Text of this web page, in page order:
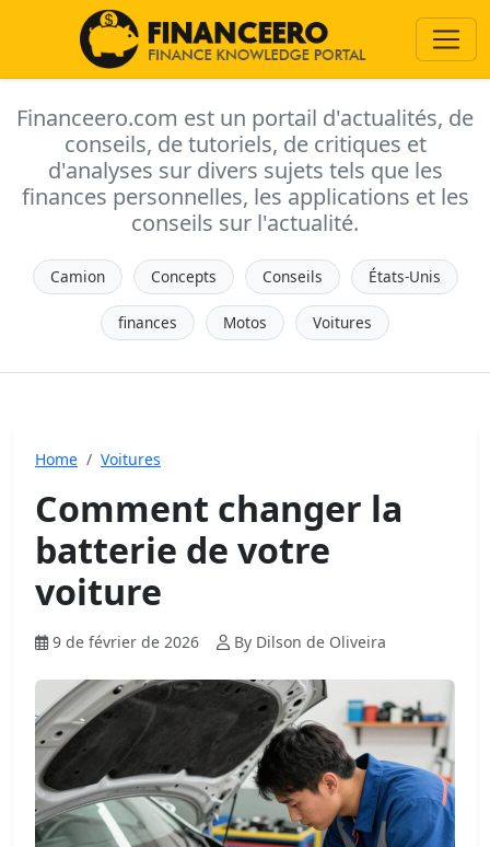
Financeero.com est un portail d'actualités, de
conseils, de tutoriels, de critiques et
d'analyses sur divers sujets tels que les
finances personnelles, les applications et les
conseils sur l'actualité.
Camion Concepts Conseils États-Unis
finances Motos Voitures
Home Voitures
Comment changer la
batterie de votre
voiture
9 de février de 2026 By Dilson de Oliveira